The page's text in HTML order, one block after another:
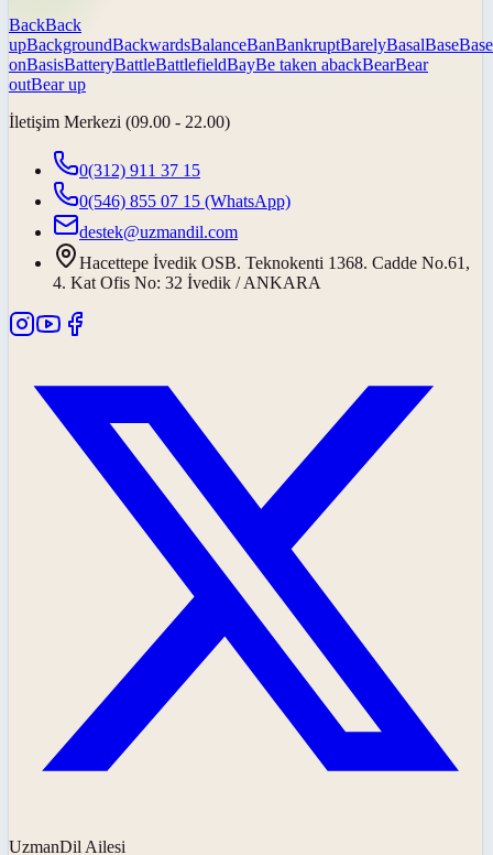
BackBack
upBackgroundBackwardsBalanceBanBankruptBarelyBasalBaseBase
onBasisBatteryBattleBattlefieldBayBe taken abackBearBear
outBear up
İletişim Merkezi (09.00 - 22.00)
0(312) 911 37 15
0(546) 855 07 15 (WhatsApp)
destek@uzmandil.com
Hacettepe İvedik OSB. Teknokenti 1368. Cadde No.61,
4. Kat Ofis No: 32 İvedik / ANKARA
UzmanDil Ailesi